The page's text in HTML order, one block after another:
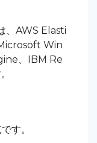
、AWS Elasti
Win
、IBM Re
す。